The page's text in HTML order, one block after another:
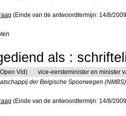
(Einde van de antwoordtermijn: 14/8/
als :
Vld)
vice-eersteminister en minister
der Belgische Spoorwegen
(Einde van de antwoordtermijn: 14/8/